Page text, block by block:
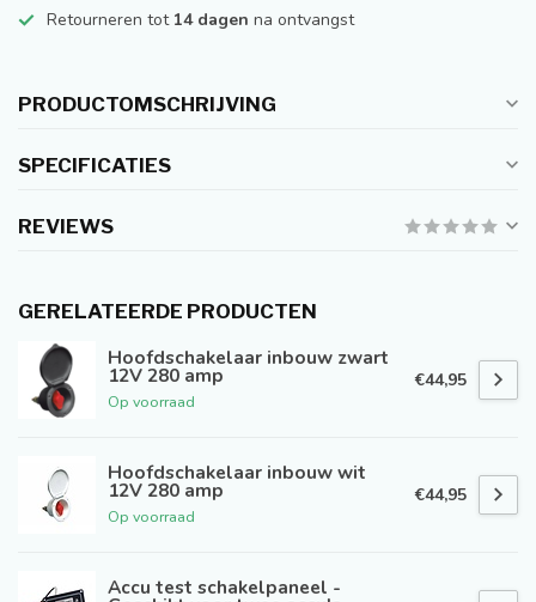
Retourneren tot 14 dagen na ontvangst
PRODUCTOMSCHRIJVING
SPECIFICATIES
REVIEWS
GERELATEERDE PRODUCTEN
Hoofdschakelaar inbouw zwart
12V 280 amp
Op voorraad
€44,95
Hoofdschakelaar inbouw wit
12V 280 amp
Op voorraad
€44,95
Accu test schakelpaneel -